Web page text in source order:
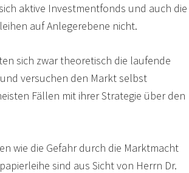
aktive Investmentfonds und auch die
auf Anlegerebene nicht.
sich zwar theoretisch die laufende
versuchen den Markt selbst
Fällen mit ihrer Strategie über den
wie die Gefahr durch die Marktmacht
sind aus Sicht von Herrn Dr.